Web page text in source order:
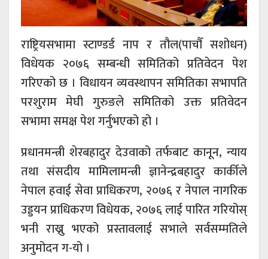
राष्ट्रियसभामा स्टाण्डर्ड नाप र तौल(पाचौँ सशोधन)
विधेयक २०७६ सम्बन्धी समितिको प्रतिवेदन पेश
गरिएको छ । विधायन व्यवस्थापन समितिका सभापति
परशुराम मेघी गुरुङले समितिको उक्त प्रतिवेदन
सभामा समक्ष पेश गर्नुभएको हो ।
प्रधानमन्त्री शेरबहादुर देउवाको तर्फबाट कानून, न्याय
तथा संसदीय मामिलामन्त्री ज्ञानेन्द्रबहादुर कार्कीले
नेपाल हवाई सेवा प्राधिकरण, २०७६ र नेपाल नागरिक
उड्डयन प्राधिकरण विधेयक, २०७६ लाई पारित गरियोस्
भनी राख्नु भएको प्रस्तावलाई सभाले सर्वसम्मतिले
अनुमोदन ग-यो ।